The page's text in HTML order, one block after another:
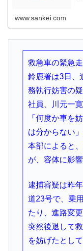
www.sankei.com
救急車の緊急
鈴鹿署は3日、
務執行妨害の
社員、川元一
「何度か車を
は分からない
本部によると
が、容体に影
逮捕容疑は昨
道23号で、乗
たり、進路変
突然後退して
を妨げたとして